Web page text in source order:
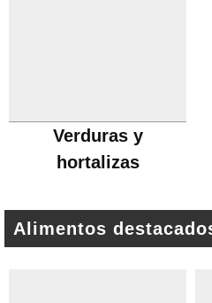
Verduras y
hortalizas
Alimentos